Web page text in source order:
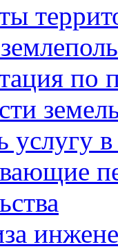
по
услугу в